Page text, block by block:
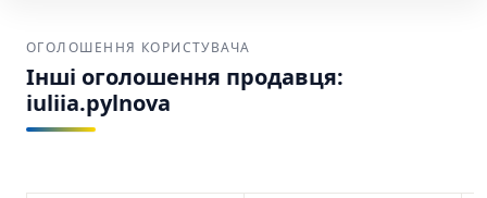
ОГОЛОШЕННЯ КОРИСТУВАЧА
Інші оголошення продавця:
iuliia.pylnova